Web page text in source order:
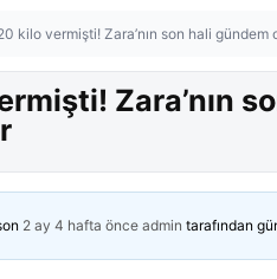
kilo vermişti! Zara’nın son hali gündem
Zara’nın
2 ay 4 hafta önce admin tarafından